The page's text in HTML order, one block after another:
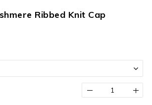
Ribbed Knit Cap